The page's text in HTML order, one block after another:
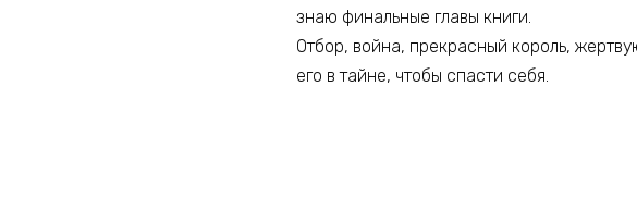
знаю финальные главы книги.
Отбор, война, прекрасный король,
его в тайне, чтобы спасти себя.